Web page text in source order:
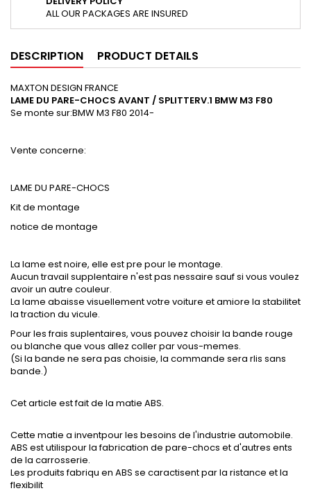
ALL OUR PACKAGES ARE INSURED
DESCRIPTION PRODUCT DETAILS
MAXTON DESIGN FRANCE
LAME DU PARE-CHOCS AVANT / SPLITTERV.1 BMW M3 F80
Se monte sur:BMW M3 F80 2014-
Vente concerne:
LAME DU PARE-CHOCS
Kit de montage
notice de montage
La lame est noire, elle est pre pour le montage.
Aucun travail supplentaire n'est pas nessaire sauf si vous voulez
avoir un autre couleur.
La lame abaisse visuellement votre voiture et amiore la stabilitet
la traction du vicule.
Pour les frais suplentaires, vous pouvez choisir la bande rouge
ou blanche que vous allez coller par vous-memes.
(Si la bande ne sera pas choisie, la commande sera rlis sans
bande.)
Cet article est fait de la matie ABS.
Cette matie a inventpour les besoins de l'industrie automobile.
ABS est utilispour la fabrication de pare-chocs et d'autres ents
de la carrosserie.
Les produits fabriqu en ABS se caractisent par la ristance et la
flexibilit